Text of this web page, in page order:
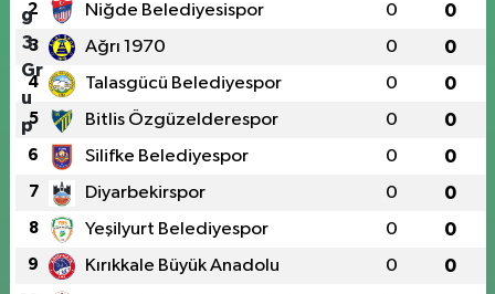
2 Niğde Belediyesispor 0 0
3 Ağrı 1970 0 0
4 Talasgücü Belediyespor 0 0
5 Bitlis Özgüzelderespor 0 0
6 Silifke Belediyespor 0 0
7 Diyarbekirspor 0 0
8 Yeşilyurt Belediyespor 0 0
9 Kırıkkale Büyük Anadolu 0 0